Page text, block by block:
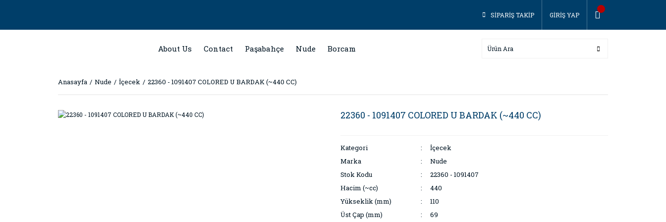
SİPARİŞ TAKİP GİRİŞ YAP
About Us Contact Paşabahçe Nude Borcam
Anasayfa Nude İçecek 22360 - 1091407 COLORED U BARDAK (~440 CC)
22360 - 1091407 COLORED U BARDAK (~440 CC)
Kategori
İçecek
Marka
Nude
Stok Kodu
22360 - 1091407
Hacim (~cc)
440
Yükseklik (mm)
110
Üst Çap (mm)
69